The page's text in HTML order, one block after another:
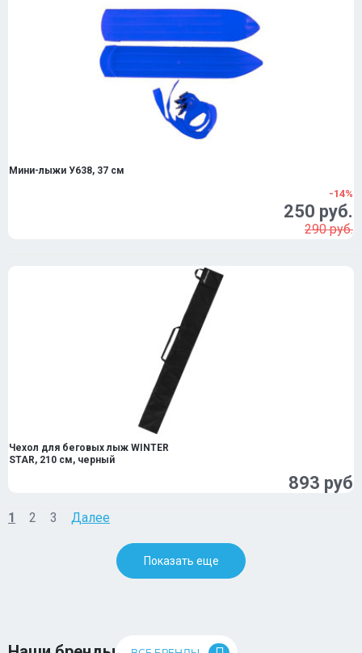
Мини-лыжи У638, 37 см
-14%
250 руб.
290 руб.
Чехол для беговых лыж WINTER
STAR, 210 см, черный
893 руб
1 2 3 Далее
Показать еще